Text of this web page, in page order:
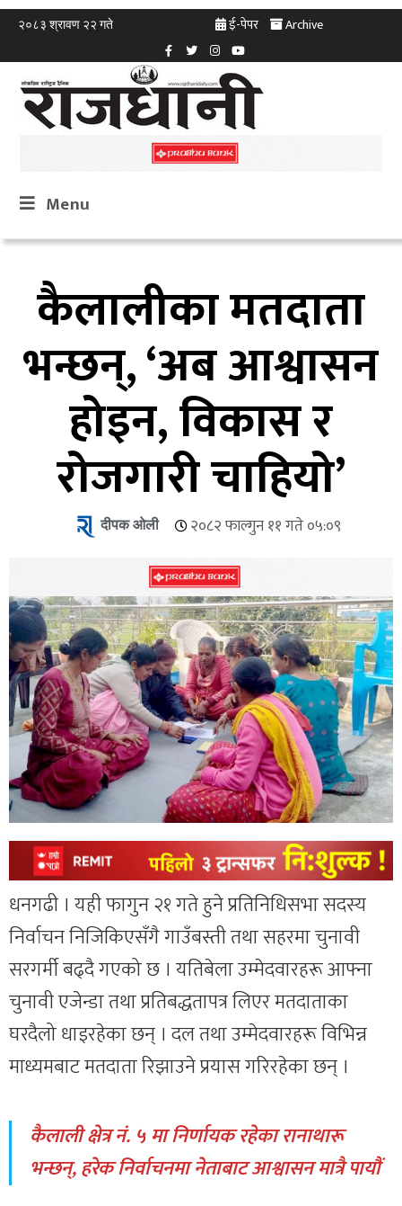
२०८३ श्रावण २२ गते ई-पेपर Archive
Menu
कैलालीका मतदाता
भन्छन्, ‘अब आश्वासन
होइन, विकास र
रोजगारी चाहियो’
दीपक ओली २०८२ फाल्गुन ११ गते ०५:०९
धनगढी । यही फागुन २१ गते हुने प्रतिनिधिसभा सदस्य
निर्वाचन निजिकिएसँगै गाउँबस्ती तथा सहरमा चुनावी
सरगर्मी बढ्दै गएको छ । यतिबेला उम्मेदवारहरू आफ्ना
चुनावी एजेन्डा तथा प्रतिबद्धतापत्र लिएर मतदाताका
घरदैलो धाइरहेका छन् । दल तथा उम्मेदवारहरू विभिन्न
माध्यमबाट मतदाता रिझाउने प्रयास गरिरहेका छन् ।
कैलाली क्षेत्र नं. ५ मा निर्णायक रहेका रानाथारू
भन्छन्, हरेक निर्वाचनमा नेताबाट आश्वासन मात्रै पायौं